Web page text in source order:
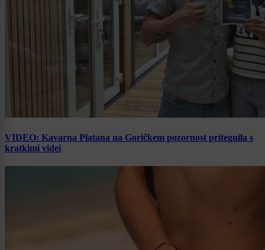
VIDEO: Kavarna Platana na Goričkem pozornost pritegnila s
kratkimi videi